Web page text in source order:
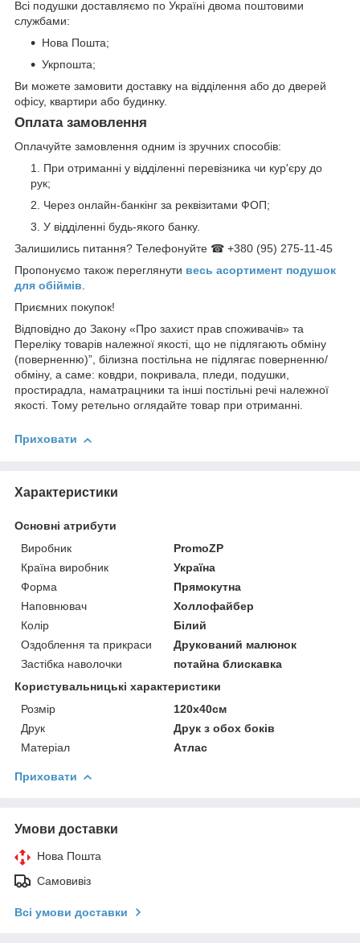
Всі подушки доставляємо по Україні двома поштовими
службами:
Нова Пошта;
Укрпошта;
Ви можете замовити доставку на відділення або до дверей
офісу, квартири або будинку.
Оплата замовлення
Оплачуйте замовлення одним із зручних способів:
При отриманні у відділенні перевізника чи кур'єру до
рук;
Через онлайн-банкінг за реквізитами ФОП;
У відділенні будь-якого банку.
Залишились питання? Телефонуйте ☎ +380 (95) 275-11-45
Пропонуємо також переглянути весь асортимент подушок
для обіймів.
Приємних покупок!
Відповідно до Закону «Про захист прав споживачів» та
Переліку товарів належної якості, що не підлягають обміну
(поверненню)”, білизна постільна не підлягає поверненню/
обміну, а саме: ковдри, покривала, пледи, подушки,
простирадла, наматрацники та інші постільні речі належної
якості. Тому ретельно оглядайте товар при отриманні.
Приховати
Характеристики
Основні атрибути
Виробник
PromoZP
Країна виробник
Україна
Форма
Прямокутна
Наповнювач
Холлофайбер
Колір
Білий
Оздоблення та прикраси
Друкований малюнок
Застібка наволочки
потайна блискавка
Користувальницькі характеристики
Розмір
120х40см
Друк
Друк з обох боків
Матеріал
Атлас
Приховати
Умови доставки
Нова Пошта
Самовивіз
Всі умови доставки